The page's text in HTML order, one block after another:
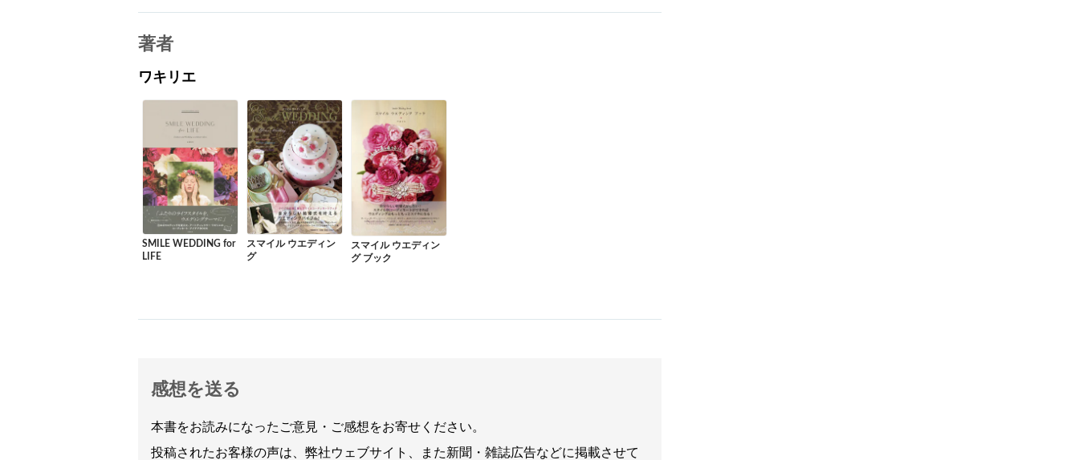
著者
ワキリエ
SMILE WEDDING for
LIFE
スマイル ウエディン
グ
スマイル ウエディン
グ ブック
感想を送る
本書をお読みになったご意見・ご感想をお寄せください。
投稿されたお客様の声は、弊社ウェブサイト、また新聞・雑誌広告などに掲載させて